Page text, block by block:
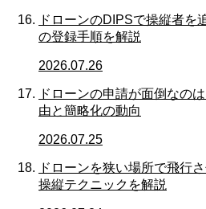
ドローンのDIPSで操縦者を
の登録手順を解説
2026.07.26
ドローンの申請が面倒なの
由と簡略化の動向
2026.07.25
ドローンを狭い場所で飛行
操縦テクニックを解説